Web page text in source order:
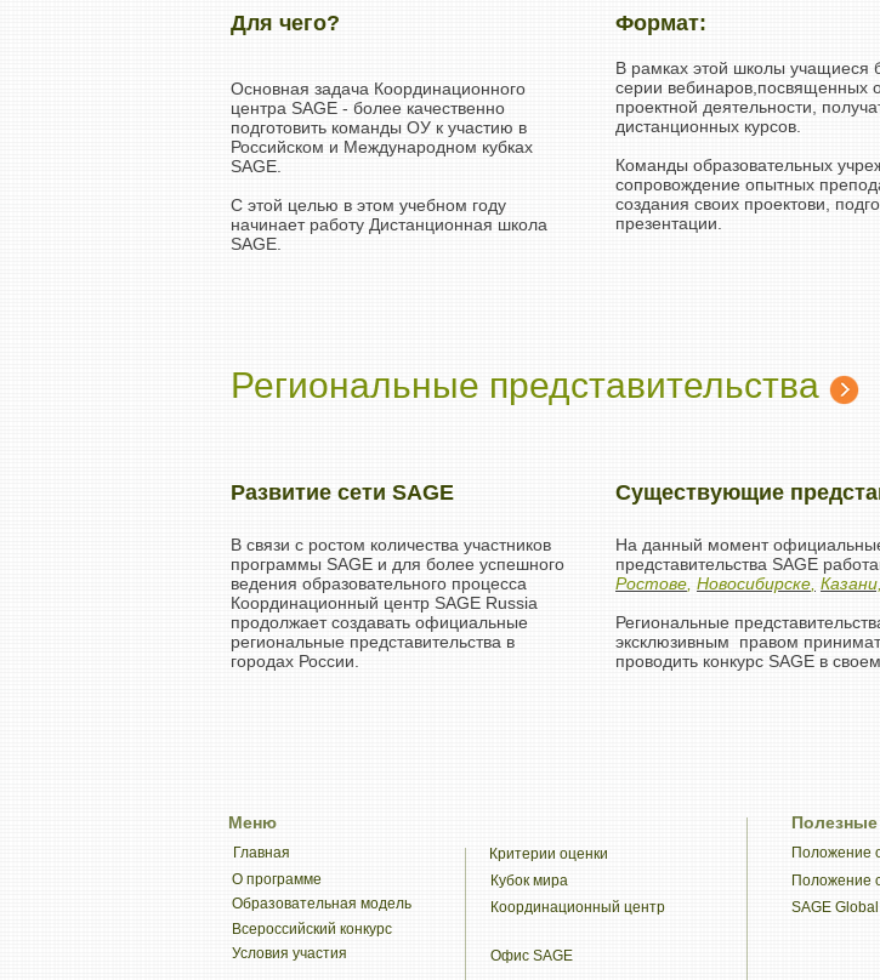
Формат:
Для чего?
Основная задача Координационного
центра SAGE - более качественно
подготовить команды ОУ к участию в
Российском и Международном кубках
SAGE.
С этой целью в этом учебном году
начинает работу Дистанционная школа
SAGE.
В рамках этой школы учащиеся
серии вебинаров,посвященных
проектной деятельности,
дистанционных курсов.
Команды образовательных
сопровождение опытных
создания своих проектови,
презентации.
Региональные представительства
Существующие
Развитие сети SAGE
В связи с ростом количества участников
программы SAGE и для более успешного
ведения образовательного процесса
Координационный центр SAGE Russia
продолжает создавать официальные
региональные представительства в
городах России.
На данный момент
представительства SAGE
Ростове Новосибирске Казани,
Региональные
эксклюзивным правом
проводить конкурс SAGE в
Меню
Главная
О программе
Образовательная модель
Всероссийский конкурс
Условия участия
Критерии оценки
Кубок мира
Координационный центр
Офис SAGE
Положение
Положение
SAGE Global